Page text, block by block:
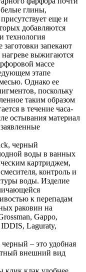
белые глины,
еще и
добавляются
технология
запекают
выжигаются
массе
этапе
Однако ее
поскольку
таким образом
в течение часа-
остывания материал
черный
воды в ванных
картриджем,
контроль и
воды. Изделие
к перепадам
раковин на
Gappo,
Laguraty,
– это удобная
внешний вид